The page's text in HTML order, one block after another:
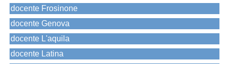
docente Frosinone
docente Genova
docente L'aquila
docente Latina